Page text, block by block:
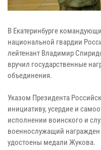
В Екатеринбурге
национальной гвардии
лейтенант Владимир
вручил государственные
объединения.
Указом Президента
инициативу, усердие и
исполнении воинского и
военнослужащий
удостоены медали Жукова.